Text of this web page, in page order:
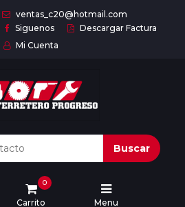
ventas_c20@hotmail.com
Siguenos
Descargar Factura
Mi Cuenta
Buscar
Carrito
0
Menu